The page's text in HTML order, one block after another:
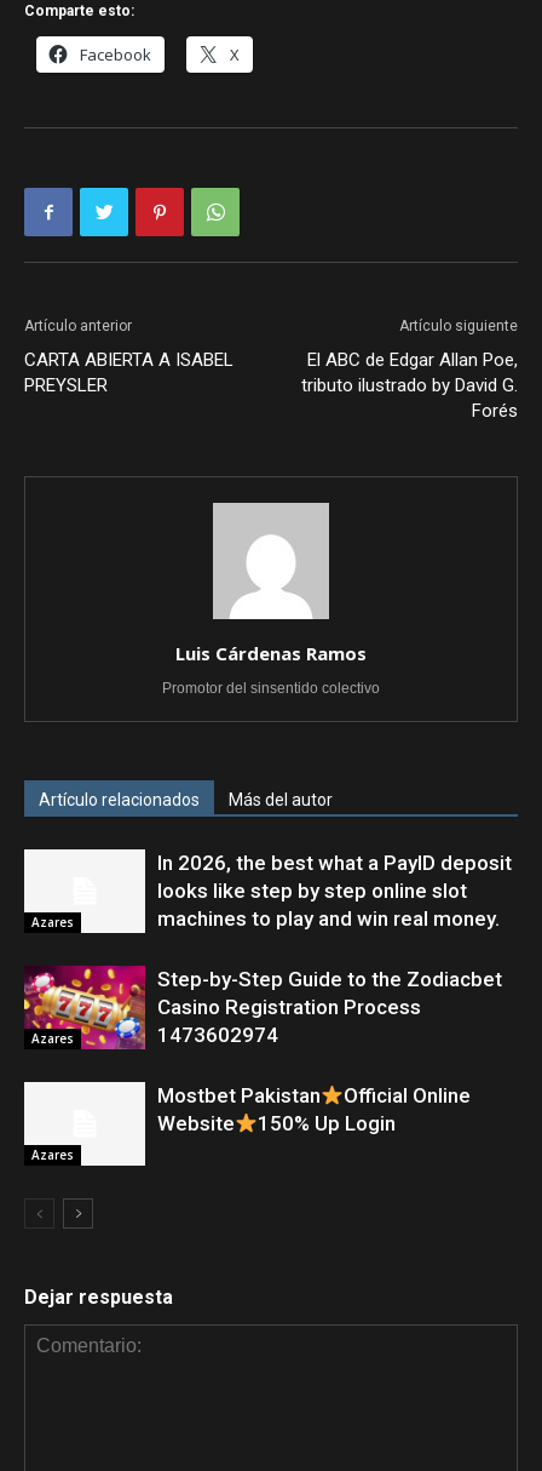
Comparte esto:
Facebook X
Artículo anterior
CARTA ABIERTA A ISABEL
PREYSLER
Artículo siguiente
El ABC de Edgar Allan Poe,
tributo ilustrado by David G.
Forés
Luis Cárdenas Ramos
Promotor del sinsentido colectivo
Artículo relacionados Más del autor
Azares
In 2026, the best what a PayID deposit
looks like step by step online slot
machines to play and win real money.
Azares
Step-by-Step Guide to the Zodiacbet
Casino Registration Process
1473602974
Azares
Mostbet Pakistan
Official Online
Website
150% Up Login
Dejar respuesta